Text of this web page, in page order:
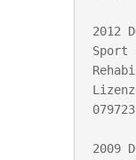
2012
Sport
2009